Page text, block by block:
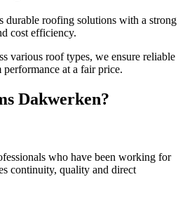
durable roofing solutions with a strong
cost efficiency.
various roof types, we ensure reliable
at a fair price.
Dakwerken?
who have been working for
continuity, quality and direct